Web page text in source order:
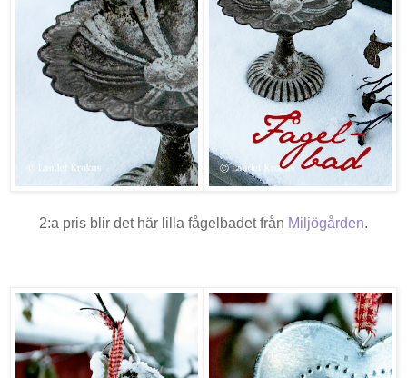
2:a pris blir det här lilla fågelbadet från Miljögården.